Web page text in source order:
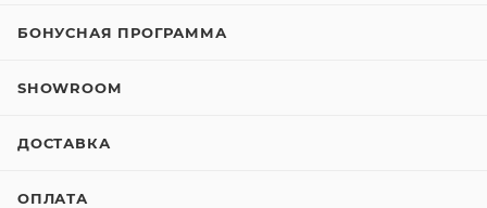
БОНУСНАЯ ПРОГРАММА
SHOWROOM
ДОСТАВКА
ОПЛАТА